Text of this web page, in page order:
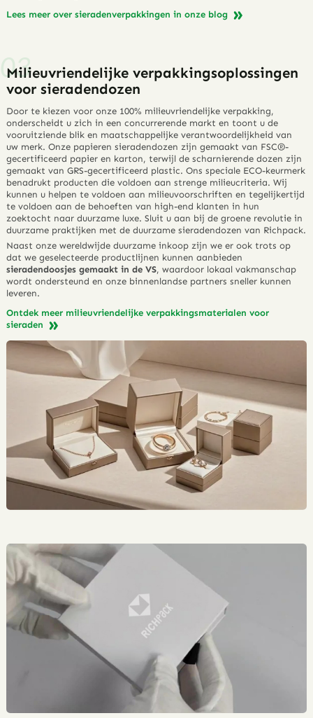
Lees meer over sieradenverpakkingen in onze blog
Milieuvriendelijke verpakkingsoplossingen
voor sieradendozen
Door te kiezen voor onze 100% milieuvriendelijke verpakking,
onderscheidt u zich in een concurrerende markt en toont u de
vooruitziende blik en maatschappelijke verantwoordelijkheid van
uw merk. Onze papieren sieradendozen zijn gemaakt van FSC®-
gecertificeerd papier en karton, terwijl de scharnierende dozen zijn
gemaakt van GRS-gecertificeerd plastic. Ons speciale ECO-keurmerk
benadrukt producten die voldoen aan strenge milieucriteria. Wij
kunnen u helpen te voldoen aan milieuvoorschriften en tegelijkertijd
te voldoen aan de behoeften van high-end klanten in hun
zoektocht naar duurzame luxe. Sluit u aan bij de groene revolutie in
duurzame praktijken met de duurzame sieradendozen van Richpack.
Naast onze wereldwijde duurzame inkoop zijn we er ook trots op
dat we geselecteerde productlijnen kunnen aanbieden
sieradendoosjes gemaakt in de VS, waardoor lokaal vakmanschap
wordt ondersteund en onze binnenlandse partners sneller kunnen
leveren.
Ontdek meer milieuvriendelijke verpakkingsmaterialen voor
sieraden